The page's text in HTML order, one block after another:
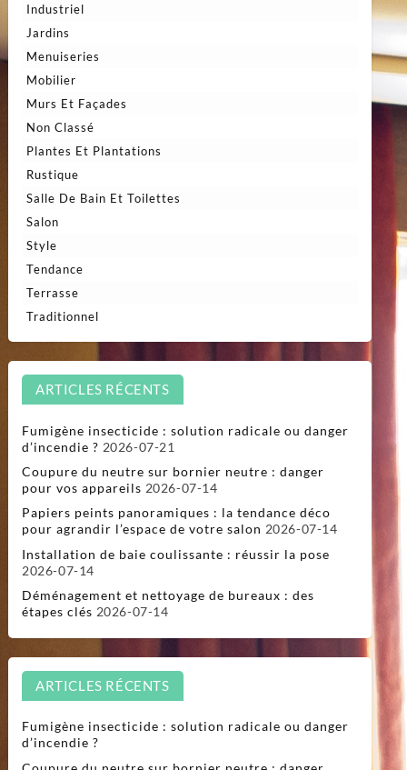
Industriel
Jardins
Menuiseries
Mobilier
Murs Et Façades
Non Classé
Plantes Et Plantations
Rustique
Salle De Bain Et Toilettes
Salon
Style
Tendance
Terrasse
Traditionnel
ARTICLES RÉCENTS
Fumigène insecticide : solution radicale ou danger
d’incendie ? 2026-07-21
Coupure du neutre sur bornier neutre : danger
pour vos appareils 2026-07-14
Papiers peints panoramiques : la tendance déco
pour agrandir l’espace de votre salon 2026-07-14
Installation de baie coulissante : réussir la pose
2026-07-14
Déménagement et nettoyage de bureaux : des
étapes clés 2026-07-14
ARTICLES RÉCENTS
Fumigène insecticide : solution radicale ou danger
d’incendie ?